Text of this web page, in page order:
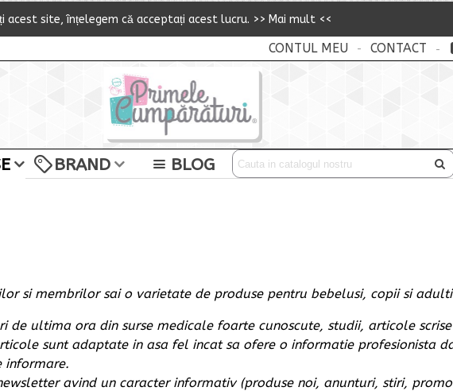
acest site,înțelegem că acceptați acest lucru. >> Mai mult <<
CONTUL MEU CONTACT
BRAND BLOG
si membrilor sai o varietate de produse pentru bebelusi, copii si
ultima ora din surse medicale foarte cunoscute, studii, articole
sunt adaptate in asa fel incat sa ofere o informatie profesionista
informare.
avind un caracter informativ (produse noi, anunturi, stiri,